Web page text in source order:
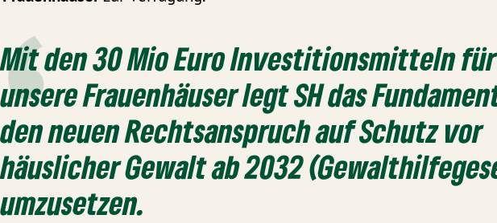
Mit den 30 Mio Euro Investitionsmitteln für
unsere Frauenhäuser legt SH das
den neuen Rechtsanspruch auf Schutz vor
häuslicher Gewalt ab 2032
umzusetzen.